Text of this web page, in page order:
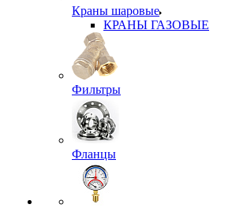
Краны шаровые
КРАНЫ ГАЗОВЫЕ
Фильтры
Фланцы